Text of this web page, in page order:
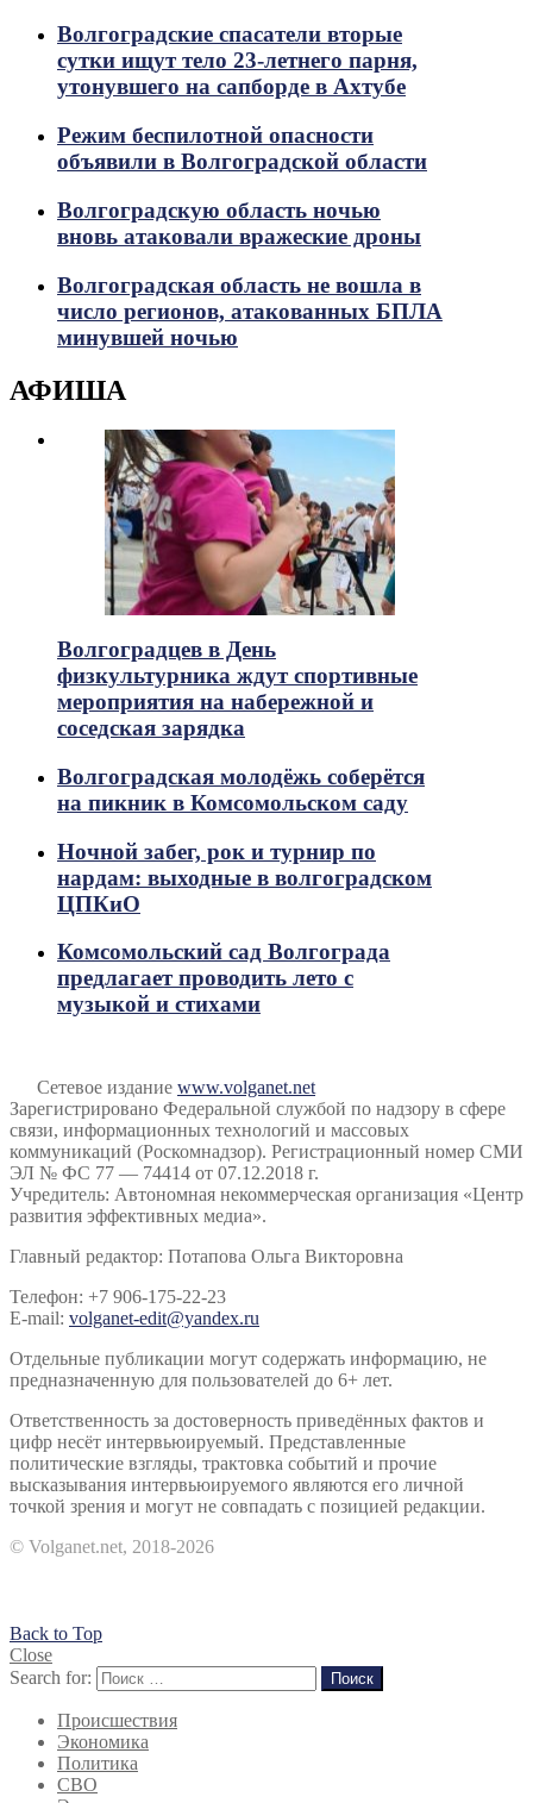
Волгоградские спасатели вторые
сутки ищут тело 23-летнего парня,
утонувшего на сапборде в Ахтубе
Режим беспилотной опасности
объявили в Волгоградской области
Волгоградскую область ночью
вновь атаковали вражеские дроны
Волгоградская область не вошла в
число регионов, атакованных БПЛА
минувшей ночью
АФИША
Волгоградцев в День
физкультурника ждут спортивные
мероприятия на набережной и
соседская зарядка
Волгоградская молодёжь соберётся
на пикник в Комсомольском саду
Ночной забег, рок и турнир по
нардам: выходные в волгоградском
ЦПКиО
Комсомольский сад Волгограда
предлагает проводить лето с
музыкой и стихами
Сетевое издание www.volganet.net
Зарегистрировано Федеральной службой по надзору в сфере
связи, информационных технологий и массовых
коммуникаций (Роскомнадзор). Регистрационный номер СМИ
ЭЛ № ФС 77 — 74414 от 07.12.2018 г.
Учредитель: Автономная некоммерческая организация «Центр
развития эффективных медиа».
Главный редактор: Потапова Ольга Викторовна
Телефон: +7 906-175-22-23
E-mail: volganet-edit@yandex.ru
Отдельные публикации могут содержать информацию, не
предназначенную для пользователей до 6+ лет.
Ответственность за достоверность приведённых фактов и
цифр несёт интервьюируемый. Представленные
политические взгляды, трактовка событий и прочие
высказывания интервьюируемого являются его личной
точкой зрения и могут не совпадать с позицией редакции.
© Volganet.net, 2018-2026
Back to Top
Close
Search for:
Поиск
Происшествия
Экономика
Политика
СВО